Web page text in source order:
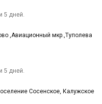
5 дней.
,Авиационный мкр.,Туполева
5 дней.
Сосенское, Калужское